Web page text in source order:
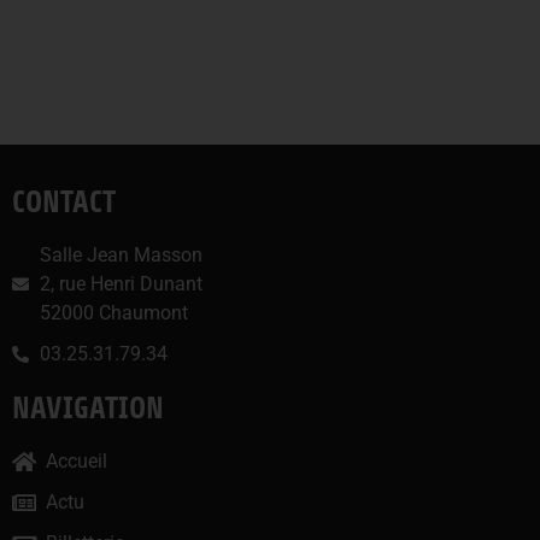
CONTACT
Salle Jean Masson
2, rue Henri Dunant
52000 Chaumont
03.25.31.79.34
NAVIGATION
Accueil
Actu